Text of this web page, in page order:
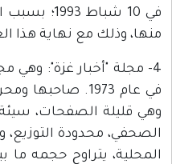
في 10 شباط
منها، وذلك مع نهاية هذا
4- مجلة "أخبار غزة":
في عام 1973.
وهي قليلة الصفحات، سيئة
الصحفي، محدودة